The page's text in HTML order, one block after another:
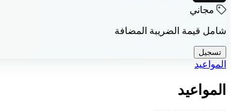
مجاني
شامل قيمة الضريبة المضافة
تسجيل
المواعيد
المواعيد